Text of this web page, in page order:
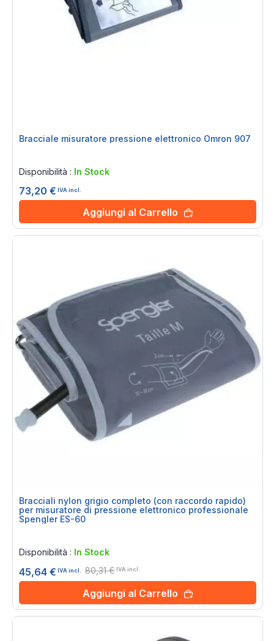
Bracciale misuratore pressione elettronico Omron 907
Disponibilità : In Stock
73,20 € IVA incl.
Aggiungi al Carrello
Bracciali nylon grigio completo (con raccordo rapido)
per misuratore di pressione elettronico professionale
Spengler ES-60
Disponibilità : In Stock
45,64 € IVA incl. 80,31 € IVA incl.
Aggiungi al Carrello